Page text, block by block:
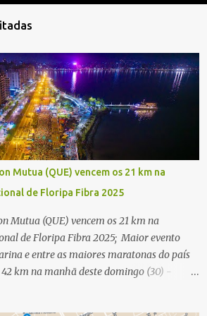
Mutua (QUE) vencem os 21 km na
de Floripa Fibra 2025
Mutua (QUE) vencem os 21 km na
de Floripa Fibra 2025; Maior evento
e entre as maiores maratonas do país
42 km na manhã deste domingo (30) -